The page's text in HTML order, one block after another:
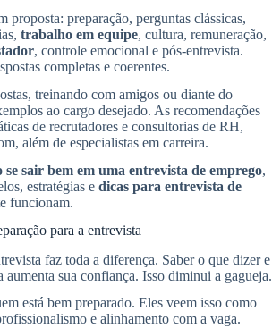
proposta: preparação, perguntas clássicas,
trabalho em equipe, cultura, remuneração,
, controle emocional e pós-entrevista.
completas e coerentes.
treinando com amigos ou diante do
ao cargo desejado. As recomendações
de recrutadores e consultorias de RH,
além de especialistas em carreira.
se sair bem em uma entrevista de emprego,
estratégias e dicas para entrevista de
funcionam.
para a entrevista
faz toda a diferença. Saber o que dizer e
aumenta sua confiança. Isso diminui a gagueja.
está bem preparado. Eles veem isso como
e alinhamento com a vaga.